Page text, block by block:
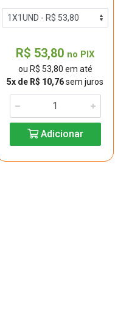
R$ 53,80 no PIX
ou R$ 53,80 em até
5x de R$ 10,76sem juros
Adicionar